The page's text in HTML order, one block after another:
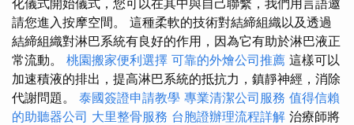
化儀式開始儀式，您可以在其中與自己聯繫，我們用言語邀
請您進入按摩空間。 這種柔軟的技術對結締組織以及透過
結締組織對淋巴系統有良好的作用，因為它有助於淋巴液正
常流動。 桃園搬家便利選擇 可靠的外燴公司推薦 這樣可以
加速積液的排出，提高淋巴系統的抵抗力，鎮靜神經，消除
代謝問題。 泰國簽證申請教學 專業清潔公司服務 值得信賴
的助聽器公司 大里整骨服務 台胞證辦理流程詳解 治療師將